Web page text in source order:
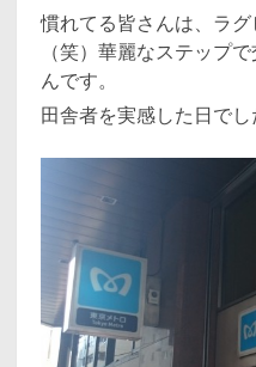
慣れてる皆さんは、ラ
（笑）華麗なステップ
んです。
田舎者を実感した日でし